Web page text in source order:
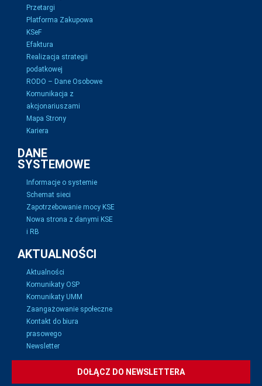
Przetargi
Platforma Zakupowa
KSeF
Efaktura
Realizacja strategii
podatkowej
RODO – Dane Osobowe
Komunikacja z
akcjonariuszami
Mapa Strony
Kariera
DANE
SYSTEMOWE
Informacje o systemie
Schemat sieci
Zapotrzebowanie mocy KSE
Nowa strona z danymi KSE
i RB
AKTUALNOŚCI
Aktualności
Komunikaty OSP
Komunikaty UMM
Zaangażowanie społeczne
Kontakt do biura
prasowego
Newsletter
DOŁĄCZ DO NEWSLETTERA